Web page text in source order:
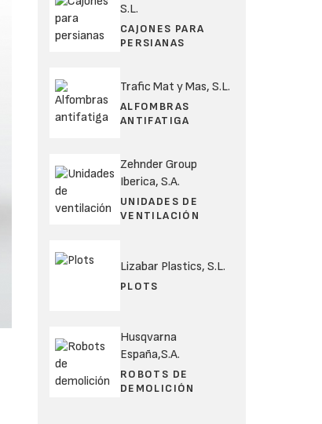
S.L.
CAJONES PARA
PERSIANAS
Trafic Mat y Mas, S.L.
ALFOMBRAS
ANTIFATIGA
Zehnder Group
Iberica, S.A.
UNIDADES DE
VENTILACIÓN
Lizabar Plastics, S.L.
PLOTS
Husqvarna
España,S.A.
ROBOTS DE
DEMOLICIÓN